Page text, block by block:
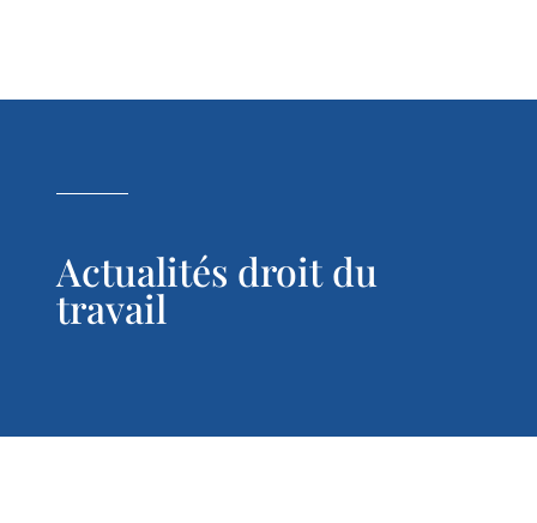
Actualités droit du
travail